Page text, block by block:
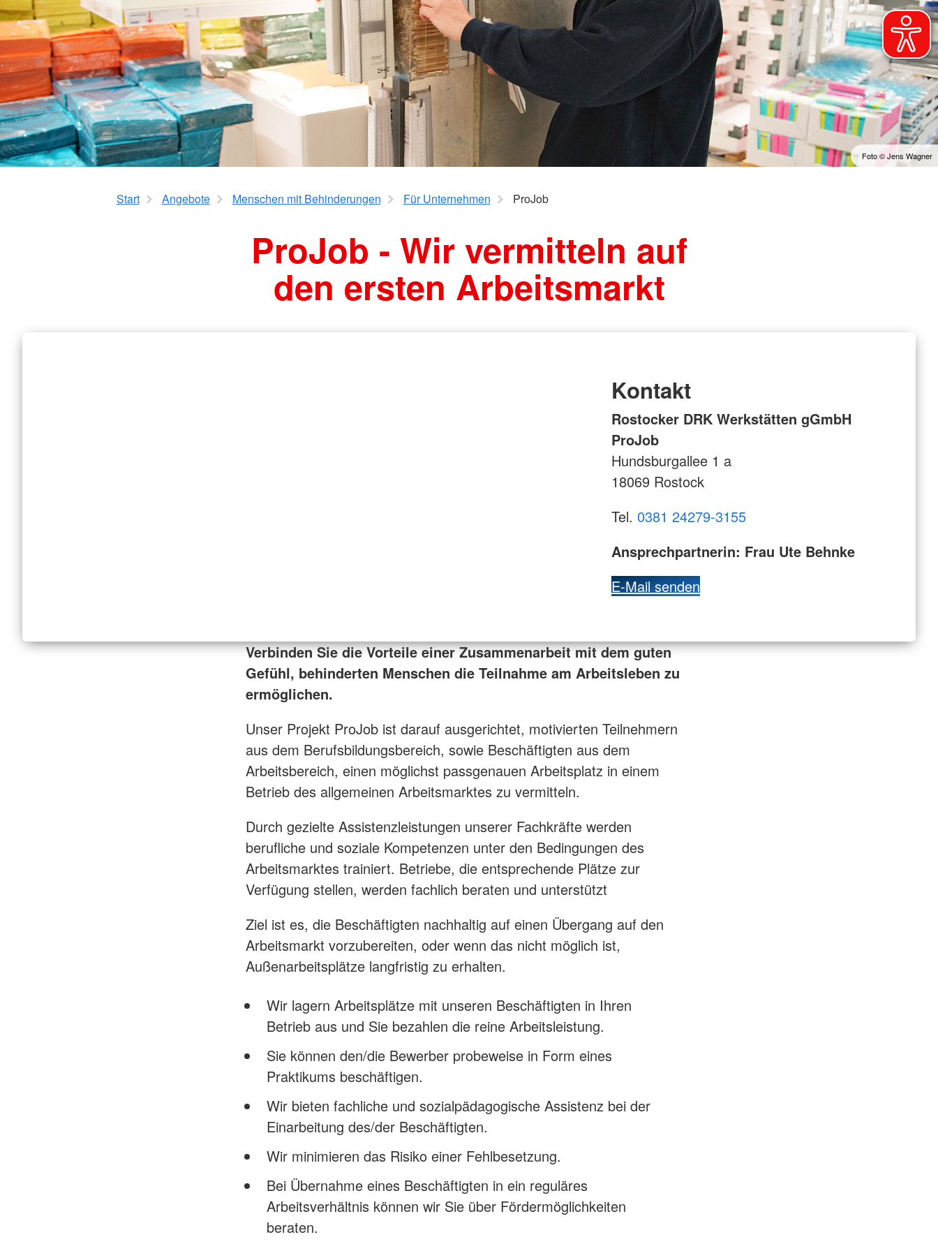
Foto © Jens Wagner
Start Angebote Menschen mit Behinderungen Für Unternehmen ProJob
ProJob - Wir vermitteln auf
den ersten Arbeitsmarkt
Kontakt
Rostocker DRK Werkstätten gGmbH
ProJob
Hundsburgallee 1 a
18069 Rostock
Tel. 0381 24279-3155
Ansprechpartnerin: Frau Ute Behnke
E-Mail senden
Verbinden Sie die Vorteile einer Zusammenarbeit mit dem guten
Gefühl, behinderten Menschen die Teilnahme am Arbeitsleben zu
ermöglichen.
Unser Projekt ProJob ist darauf ausgerichtet, motivierten Teilnehmern
aus dem Berufsbildungsbereich, sowie Beschäftigten aus dem
Arbeitsbereich, einen möglichst passgenauen Arbeitsplatz in einem
Betrieb des allgemeinen Arbeitsmarktes zu vermitteln.
Durch gezielte Assistenzleistungen unserer Fachkräfte werden
berufliche und soziale Kompetenzen unter den Bedingungen des
Arbeitsmarktes trainiert. Betriebe, die entsprechende Plätze zur
Verfügung stellen, werden fachlich beraten und unterstützt
Ziel ist es, die Beschäftigten nachhaltig auf einen Übergang auf den
Arbeitsmarkt vorzubereiten, oder wenn das nicht möglich ist,
Außenarbeitsplätze langfristig zu erhalten.
Wir lagern Arbeitsplätze mit unseren Beschäftigten in Ihren
Betrieb aus und Sie bezahlen die reine Arbeitsleistung.
Sie können den/die Bewerber probeweise in Form eines
Praktikums beschäftigen.
Wir bieten fachliche und sozialpädagogische Assistenz bei der
Einarbeitung des/der Beschäftigten.
Wir minimieren das Risiko einer Fehlbesetzung.
Bei Übernahme eines Beschäftigten in ein reguläres
Arbeitsverhältnis können wir Sie über Fördermöglichkeiten
beraten.